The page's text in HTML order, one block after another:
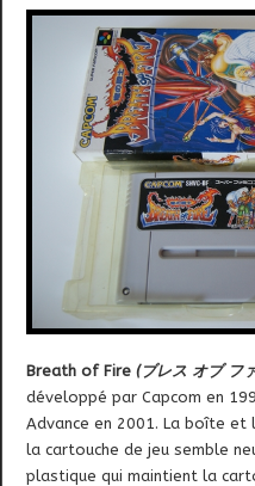
Breath of Fire (ブレス オブ フ
développé par Capcom en
Advance en 2001. La boîte et
la cartouche de jeu semble
plastique qui maintient la